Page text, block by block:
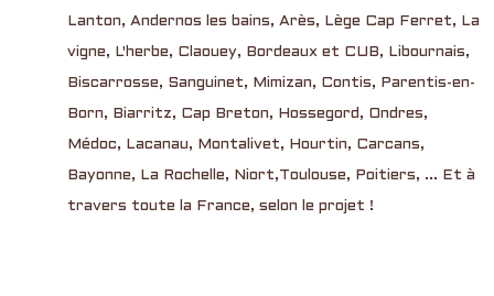
Lanton, Andernos les bains, Arès, Lège Cap Ferret, La
vigne, L'herbe, Claouey, Bordeaux et CUB, Libournais,
Biscarrosse, Sanguinet, Mimizan, Contis, Parentis-en-
Born, Biarritz, Cap Breton, Hossegord, Ondres,
Médoc, Lacanau, Montalivet, Hourtin, Carcans,
Bayonne, La Rochelle, Niort,Toulouse, Poitiers, ... Et à
travers toute la France, selon le projet !